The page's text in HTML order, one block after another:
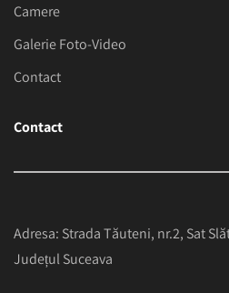
Camere
Galerie Foto-Video
Contact
Contact
Adresa: Strada Tăuteni, nr.2, Sat
Județul Suceava